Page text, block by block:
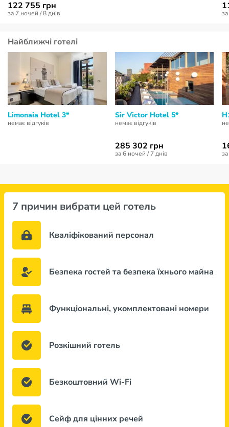
122 755 грн
за 7 ночей / 8 днів
Найближчі готелі
Limonaia Hotel 3*
немає відгуків
Sir Victor Hotel 5*
немає відгуків
285 302 грн
за 6 ночей / 7 днів
7 причин вибрати цей готель
Кваліфікований персонал
Безпека гостей та безпека їхнього майна
Функціональні, укомплектовані номери
Розкішний готель
Безкоштовний Wi-Fi
Сейф для цінних речей